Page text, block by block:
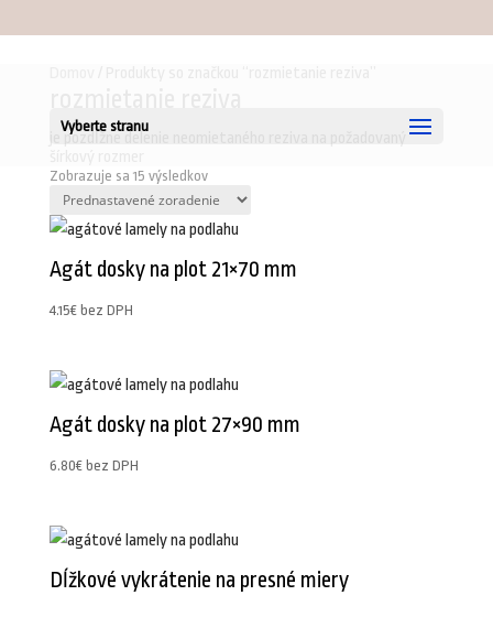
Vyberte stranu
je pozdĺžne delenie neomietaného reziva na požadovaný
Zobrazuje sa 15 výsledkov
Agát dosky na plot 21×70 mm
4.15€ bez DPH
Agát dosky na plot 27×90 mm
6.80€ bez DPH
Dĺžkové vykrátenie na presné miery